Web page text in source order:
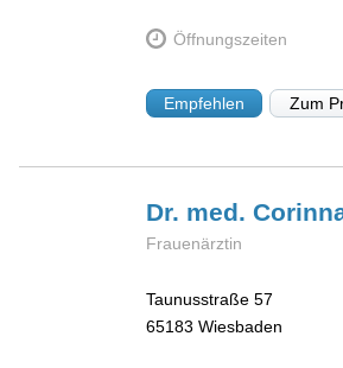
Öffnungszeiten
Empfehlen Zum
Dr. med.
Frauenärztin
Taunusstraße 57
65183 Wiesbaden